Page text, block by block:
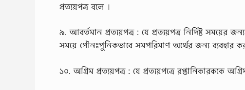
প্রত্যয়পত্র বলে ।
৯. আবর্তমান প্রত্যয়পত্র : যে প্রত্যয়পত্র নির্দিষ্ট সময়ের
সময়ে পৌনঃপুনিকভাবে সমপরিমাণ অর্থের জন্য ব্যবহার
১০. অগ্রিম প্রত্যয়পত্র : যে প্রত্যয়পত্রে রপ্তানিকারককে